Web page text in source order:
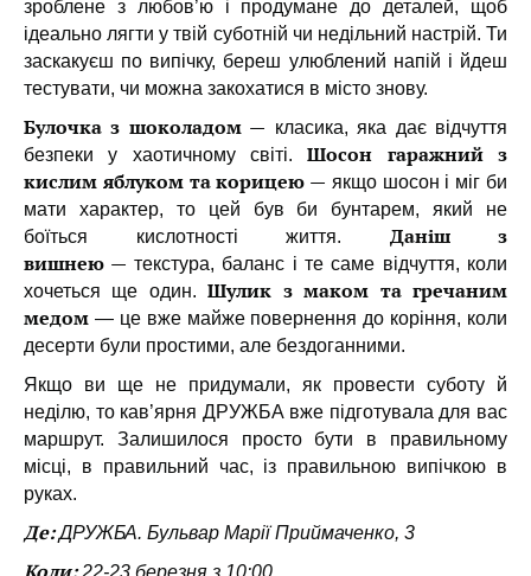
зроблене з любов’ю і продумане до деталей, щоб
ідеально лягти у твій суботній чи недільний настрій. Ти
заскакуєш по випічку, береш улюблений напій і йдеш
тестувати, чи можна закохатися в місто знову.
Булочка з шоколадом — класика, яка дає відчуття
безпеки у хаотичному світі.Шосон гаражний з
кислим яблуком та корицею — якщо шосон і міг би
мати характер, то цей був би бунтарем, який не
боїться кислотності життя. Даніш з
вишнею — текстура, баланс і те саме відчуття, коли
хочеться ще один.Шулик з маком та гречаним
медом — це вже майже повернення до коріння, коли
десерти були простими, але бездоганними.
Якщо ви ще не придумали, як провести суботу й
неділю, то кав’ярня ДРУЖБА вже підготувала для вас
маршрут. Залишилося просто бути в правильному
місці, в правильний час, із правильною випічкою в
руках.
Де:ДРУЖБА. Бульвар Марії Приймаченко, 3
22-23 березня з 10:00